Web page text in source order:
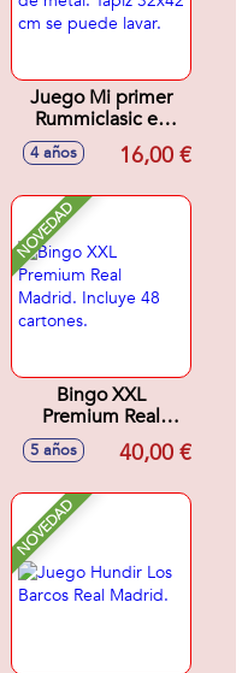
Juego Mi primer
Rummiclasic en
caja de metal. Tapiz
32x42 cm se
4 años 16,00 €
NOVEDAD
Bingo XXL
Premium Real
Madrid. Incluye 48
cartones.
5 años 40,00 €
NOVEDAD